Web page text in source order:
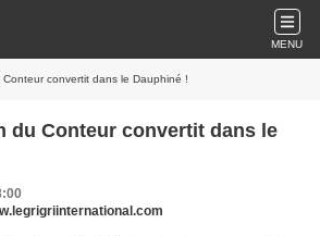
MENU
convertit dans le Dauphiné !
du Conteur convertit dans le